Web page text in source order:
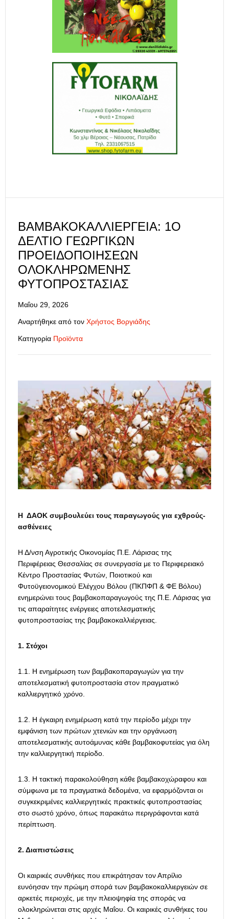
ΒΑΜΒΑΚΟΚΑΛΛΙΈΡΓΕΙΑ: 1Ο
ΔΕΛΤΊΟ ΓΕΩΡΓΙΚΏΝ
ΠΡΟΕΙΔΟΠΟΙΉΣΕΩΝ
ΟΛΟΚΛΗΡΩΜΈΝΗΣ
ΦΥΤΟΠΡΟΣΤΑΣΊΑΣ
Μαΐου 29, 2026
Αναρτήθηκε από τον Χρήστος Βοργιάδης
Κατηγορία Προϊόντα
Η ΔΑΟΚ συμβουλεύει τους παραγωγούς για εχθρούς-
ασθένειες
Η Δ/νση Αγροτικής Οικονομίας Π.Ε. Λάρισας της
Περιφέρειας Θεσσαλίας σε συνεργασία με το Περιφερειακό
Κέντρο Προστασίας Φυτών, Ποιοτικού και
Φυτοϋγειονομικού Ελέγχου Βόλου (ΠΚΠΦΠ & ΦΕ Βόλου)
ενημερώνει τους βαμβακοπαραγωγούς της Π.Ε. Λάρισας για
τις απαραίτητες ενέργειες αποτελεσματικής
φυτοπροστασίας της βαμβακοκαλλιέργειας.
1. Στόχοι
1.1. Η ενημέρωση των βαμβακοπαραγωγών για την
αποτελεσματική φυτοπροστασία στον πραγματικό
καλλιεργητικό χρόνο.
1.2. Η έγκαιρη ενημέρωση κατά την περίοδο μέχρι την
εμφάνιση των πρώτων χτενιών και την οργάνωση
αποτελεσματικής αυτοάμυνας κάθε βαμβακοφυτείας για όλη
την καλλιεργητική περίοδο.
1.3. Η τακτική παρακολούθηση κάθε βαμβακοχώραφου και
σύμφωνα με τα πραγματικά δεδομένα, να εφαρμόζονται οι
συγκεκριμένες καλλιεργητικές πρακτικές φυτοπροστασίας
στο σωστό χρόνο, όπως παρακάτω περιγράφονται κατά
περίπτωση.
2. Διαπιστώσεις
Οι καιρικές συνθήκες που επικράτησαν τον Απρίλιο
ευνόησαν την πρώιμη σπορά των βαμβακοκαλλιεργειών σε
αρκετές περιοχές, με την πλειοψηφία της σποράς να
ολοκληρώνεται στις αρχές Μαΐου. Οι καιρικές συνθήκες του